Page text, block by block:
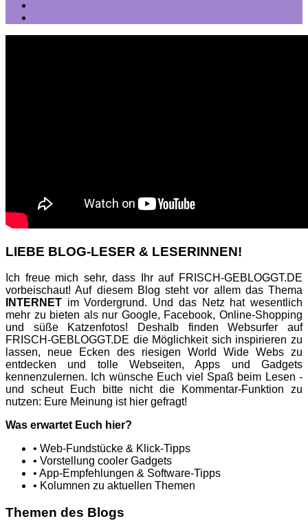
LIEBE BLOG-LESER & LESERINNEN!
Ich freue mich sehr, dass Ihr auf FRISCH-GEBLOGGT.DE
vorbeischaut! Auf diesem Blog steht vor allem das Thema
INTERNET im Vordergrund. Und das Netz hat wesentlich
mehr zu bieten als nur Google, Facebook, Online-Shopping
und süße Katzenfotos! Deshalb finden Websurfer auf
FRISCH-GEBLOGGT.DE die Möglichkeit sich inspirieren zu
lassen, neue Ecken des riesigen World Wide Webs zu
entdecken und tolle Webseiten, Apps und Gadgets
kennenzulernen. Ich wünsche Euch viel Spaß beim Lesen -
und scheut Euch bitte nicht die Kommentar-Funktion zu
nutzen: Eure Meinung ist hier gefragt!
Was erwartet Euch hier?
• Web-Fundstücke & Klick-Tipps
• Vorstellung cooler Gadgets
• App-Empfehlungen & Software-Tipps
• Kolumnen zu aktuellen Themen
Themen des Blogs